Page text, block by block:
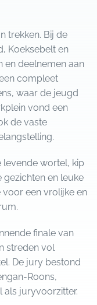
trekken. Bij de
Koeksebelt en
en deelnemen aan
compleet
waar de jeugd
vond een
de vaste
levende wortel, kip
en leuke
een vrolijke en
finale van
streden vol
De jury bestond
Roons,
als juryvoorzitter.